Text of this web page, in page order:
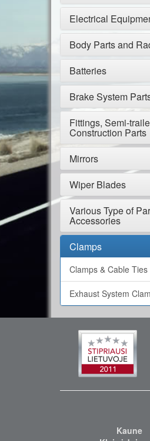
Electrical
Body Parts and
Batteries
Brake System
Fittings, Semi-
Construction Parts
Mirrors
Wiper Blades
Various Type of
Accessories
Clamps
Clamps & Cable Ties
Exhaust System
Kaune